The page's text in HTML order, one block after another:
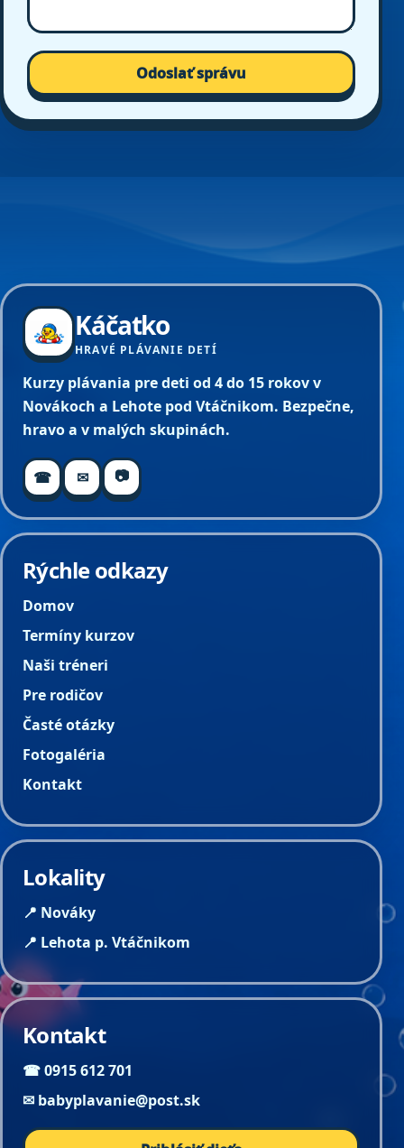
Odoslať správu
Káčatko
HRAVÉ PLÁVANIE DETÍ
Kurzy plávania pre deti od 4 do 15 rokov v
Novákoch a Lehote pod Vtáčnikom. Bezpečne,
hravo a v malých skupinách.
☎ ✉ 📷
Rýchle odkazy
Domov
Termíny kurzov
Naši tréneri
Pre rodičov
Časté otázky
Fotogaléria
Kontakt
Lokality
📍 Nováky
📍 Lehota p. Vtáčnikom
Kontakt
☎ 0915 612 701
✉ babyplavanie@post.sk